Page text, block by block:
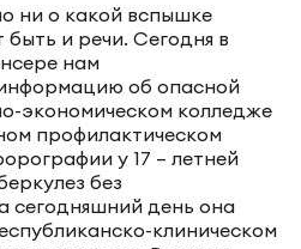
ни о какой вспышке
и речи. Сегодня в
нам
об опасной
экономическом колледже
профилактическом
у 17 – летней
без
сегодняшний день она
клиническом